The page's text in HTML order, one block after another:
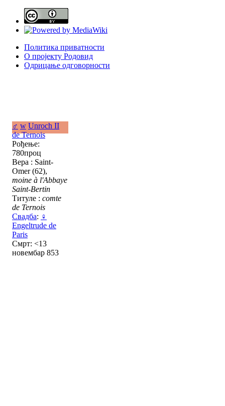
♂ w Unroch II
de Ternois
Рођење:
780проц
Вера : Saint-
Omer (62),
moine à l'Abbaye
Saint-Bertin
Титуле : comte
de Ternois
Свадба: ♀
Engeltrude de
Paris
Смрт: <13
новембар 853
Политика приватности
О пројекту Родовид
Одрицање одговорности